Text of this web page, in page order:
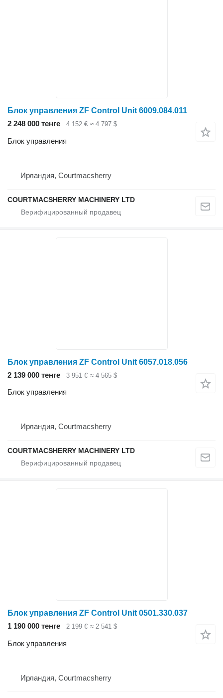
Блок управления ZF Control Unit 6009.084.011
2 248 000 тенге
4 152 € ≈ 4 797 $
Блок управления
Ирландия, Courtmacsherry
COURTMACSHERRY MACHINERY LTD
Блок управления ZF Control Unit 6057.018.056
2 139 000 тенге
3 951 € ≈ 4 565 $
Блок управления
Ирландия, Courtmacsherry
COURTMACSHERRY MACHINERY LTD
Блок управления ZF Control Unit 0501.330.037
1 190 000 тенге
2 199 € ≈ 2 541 $
Блок управления
Ирландия, Courtmacsherry